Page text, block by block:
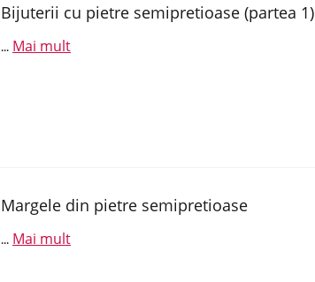
Bijuterii cu pietre semipretioase (partea 1)
... Mai mult
Margele din pietre semipretioase
... Mai mult